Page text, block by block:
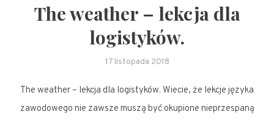
The weather – lekcja dla
logistyków.
17 listopada 2018
The weather – lekcja dla logistyków. Wiecie, że lekcje języka
zawodowego nie zawsze muszą być okupione nieprzespaną